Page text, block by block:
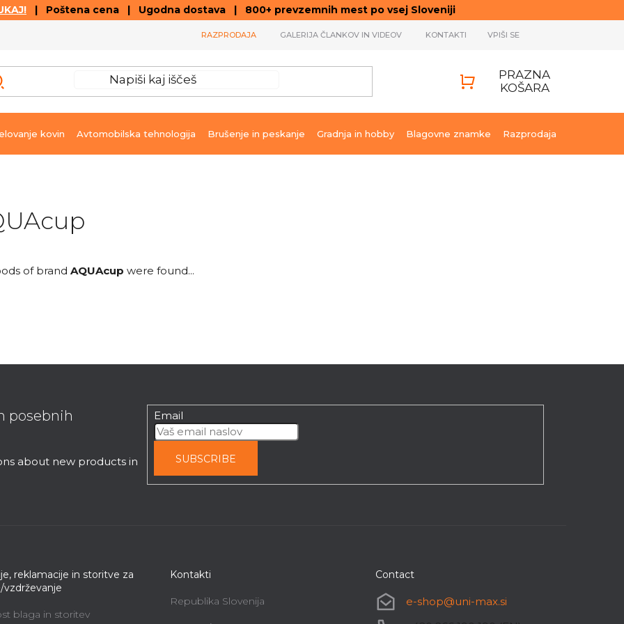
| Poštena cena | Ugodna dostava | 800+ prevzemnih mest po vsej Sloveniji
RAZPRODAJA GALERIJA ČLANKOV IN VIDEOV KONTAKTI VPIŠI SE
CART
PRAZNA
KOŠARA
kovin Avtomobilska tehnologija Brušenje in peskanje Gradnja in hobby Blagovne znamke Razprodaja
of brand AQUAcup were found...
posebnih
about new products in
Email
SUBSCRIBE
reklamacije in storitve za
vzdrževanje
blaga in storitev
Kontakti
Republika Slovenija
Contact
e-shop@uni-max.si